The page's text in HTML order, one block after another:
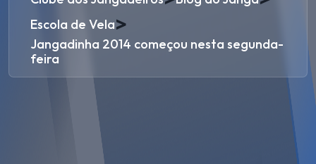
Escola de Vela>
Jangadinha 2014 começou nesta segunda-
feira